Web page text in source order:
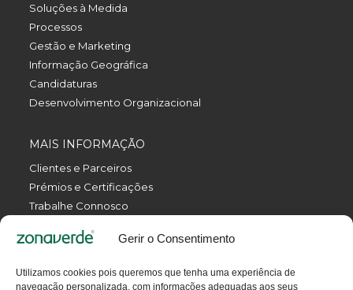
Gerir o Consentimento
Utilizamos cookies pois queremos que tenha uma experiência de
navegação personalizada, com informações adequadas aos seus
Soluções à Medida
Processos
Gestão e Marketing
Informação Geográfica
Candidaturas
Desenvolvimento Organizacional
MAIS INFORMAÇÃO
Clientes e Parceiros
Prémios e Certificações
Trabalhe Connosco
Política da Qualidade
Termos e Condições